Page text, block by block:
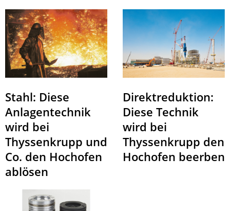
Stahl: Diese
Anlagentechnik
wird bei
Thyssenkrupp und
Co. den Hochofen
ablösen
Direktreduktion:
Diese Technik
wird bei
Thyssenkrupp den
Hochofen beerben